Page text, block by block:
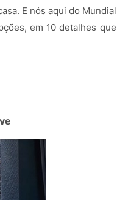
E nós aqui do Mundial
em 10 detalhes que